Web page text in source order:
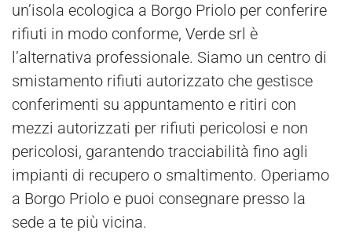
un’isola ecologica a Borgo Priolo per conferire
rifiuti in modo conforme, Verde srl è
l’alternativa professionale. Siamo un centro di
smistamento rifiuti autorizzato che gestisce
conferimenti su appuntamento e ritiri con
mezzi autorizzati per rifiuti pericolosi e non
pericolosi, garantendo tracciabilità fino agli
impianti di recupero o smaltimento. Operiamo
a Borgo Priolo e puoi consegnare presso la
sede a te più vicina.